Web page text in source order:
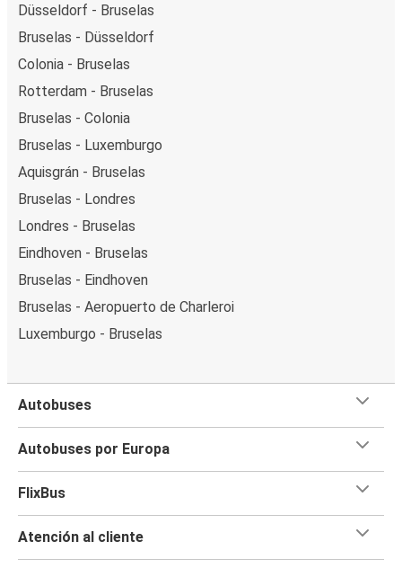
Düsseldorf - Bruselas
Bruselas - Düsseldorf
Colonia - Bruselas
Rotterdam - Bruselas
Bruselas - Colonia
Bruselas - Luxemburgo
Aquisgrán - Bruselas
Bruselas - Londres
Londres - Bruselas
Eindhoven - Bruselas
Bruselas - Eindhoven
Bruselas - Aeropuerto de Charleroi
Luxemburgo - Bruselas
Autobuses
Autobuses por Europa
FlixBus
Atención al cliente